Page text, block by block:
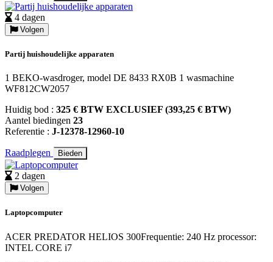
4 dagen
Volgen
Partij huishoudelijke apparaten
1 BEKO-wasdroger, model DE 8433 RX0B 1 wasmachine
WF812CW2057
Huidig bod : 325 € BTW EXCLUSIEF (393,25 € BTW)
Aantel biedingen 23
Referentie : J-12378-12960-10
Raadplegen Bieden
2 dagen
Volgen
Laptopcomputer
ACER PREDATOR HELIOS 300Frequentie: 240 Hz processor:
INTEL CORE i7